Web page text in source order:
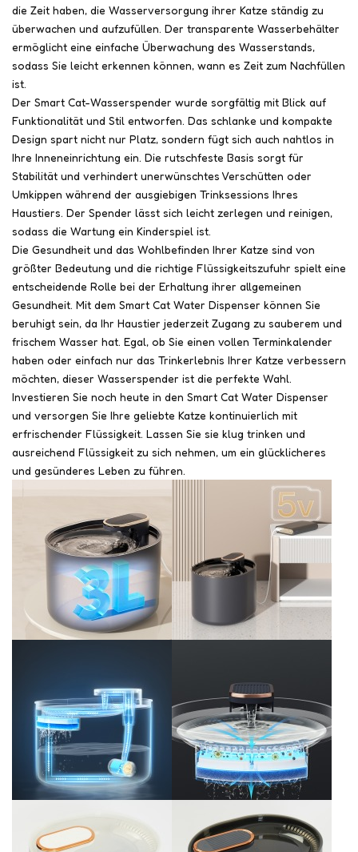
die Zeit haben, die Wasserversorgung ihrer Katze ständig zu
überwachen und aufzufüllen. Der transparente Wasserbehälter
ermöglicht eine einfache Überwachung des Wasserstands,
sodass Sie leicht erkennen können, wann es Zeit zum Nachfüllen
ist.
Der Smart Cat-Wasserspender wurde sorgfältig mit Blick auf
Funktionalität und Stil entworfen. Das schlanke und kompakte
Design spart nicht nur Platz, sondern fügt sich auch nahtlos in
Ihre Inneneinrichtung ein. Die rutschfeste Basis sorgt für
Stabilität und verhindert unerwünschtes Verschütten oder
Umkippen während der ausgiebigen Trinksessions Ihres
Haustiers. Der Spender lässt sich leicht zerlegen und reinigen,
sodass die Wartung ein Kinderspiel ist.
Die Gesundheit und das Wohlbefinden Ihrer Katze sind von
größter Bedeutung und die richtige Flüssigkeitszufuhr spielt eine
entscheidende Rolle bei der Erhaltung ihrer allgemeinen
Gesundheit. Mit dem Smart Cat Water Dispenser können Sie
beruhigt sein, da Ihr Haustier jederzeit Zugang zu sauberem und
frischem Wasser hat. Egal, ob Sie einen vollen Terminkalender
haben oder einfach nur das Trinkerlebnis Ihrer Katze verbessern
möchten, dieser Wasserspender ist die perfekte Wahl.
Investieren Sie noch heute in den Smart Cat Water Dispenser
und versorgen Sie Ihre geliebte Katze kontinuierlich mit
erfrischender Flüssigkeit. Lassen Sie sie klug trinken und
ausreichend Flüssigkeit zu sich nehmen, um ein glücklicheres
und gesünderes Leben zu führen.